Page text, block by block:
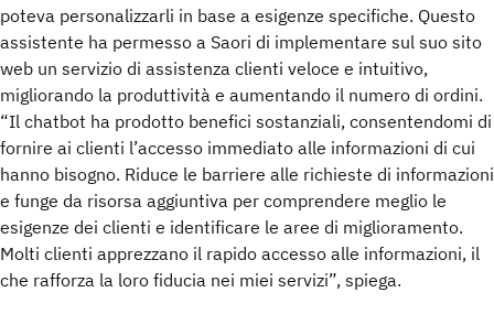
poteva personalizzarli in base a esigenze specifiche. Questo
assistente ha permesso a Saori di implementare sul suo sito
web un servizio di assistenza clienti veloce e intuitivo,
migliorando la produttività e aumentando il numero di ordini.
“Il chatbot ha prodotto benefici sostanziali, consentendomi di
fornire ai clienti l’accesso immediato alle informazioni di cui
hanno bisogno. Riduce le barriere alle richieste di informazioni
e funge da risorsa aggiuntiva per comprendere meglio le
esigenze dei clienti e identificare le aree di miglioramento.
Molti clienti apprezzano il rapido accesso alle informazioni, il
che rafforza la loro fiducia nei miei servizi”, spiega.